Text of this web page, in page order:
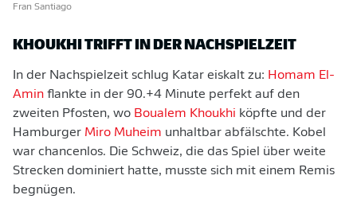
Fran Santiago
KHOUKHI TRIFFT IN DER NACHSPIELZEIT
In der Nachspielzeit schlug Katar eiskalt zu: Homam El-
Amin flankte in der 90.+4 Minute perfekt auf den
zweiten Pfosten, wo Boualem Khoukhi köpfte und der
Hamburger Miro Muheim unhaltbar abfälschte. Kobel
war chancenlos. Die Schweiz, die das Spiel über weite
Strecken dominiert hatte, musste sich mit einem Remis
begnügen.